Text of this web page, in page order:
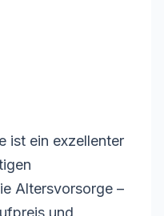
ist ein exzellenter
Altersvorsorge –
und